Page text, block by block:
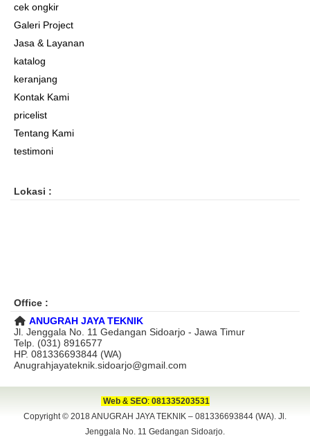
cek ongkir
Galeri Project
Jasa & Layanan
katalog
keranjang
Kontak Kami
pricelist
Tentang Kami
testimoni
Lokasi :
Office :
ANUGRAH JAYA TEKNIK
Jl. Jenggala No. 11 Gedangan Sidoarjo - Jawa Timur
Telp. (031) 8916577
HP. 081336693844 (WA)
Anugrahjayateknik.sidoarjo@gmail.com
Web& SEO: 081335203531
Copyright © 2018ANUGRAH JAYA TEKNIK – 081336693844 (WA). Jl.
Jenggala No. 11 Gedangan Sidoarjo.